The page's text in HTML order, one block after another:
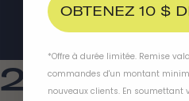
2018
OBTENEZ 10 $
*Offre à durée limitée. Remise
commandes d'un montant
nouveaux clients. En soumettant